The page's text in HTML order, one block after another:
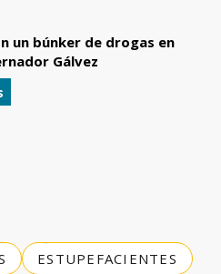
un búnker de drogas en
Gálvez
ESTUPEFACIENTES